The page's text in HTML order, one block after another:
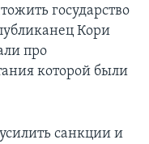
государство
Кори
про
которой были
санкции и